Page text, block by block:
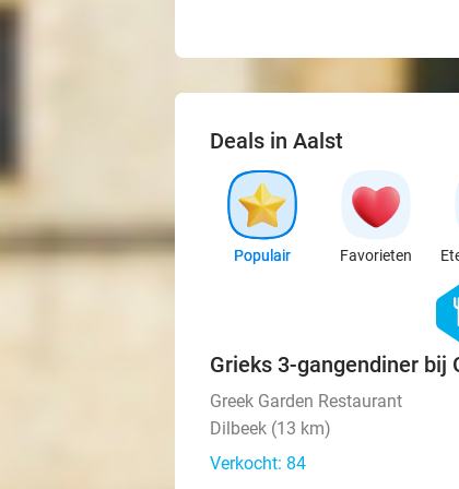
Deals in Aalst
Populair Favorieten
Grieks 3-gangendiner bij
Greek Garden Restaurant
Dilbeek (13 km)
Verkocht: 84